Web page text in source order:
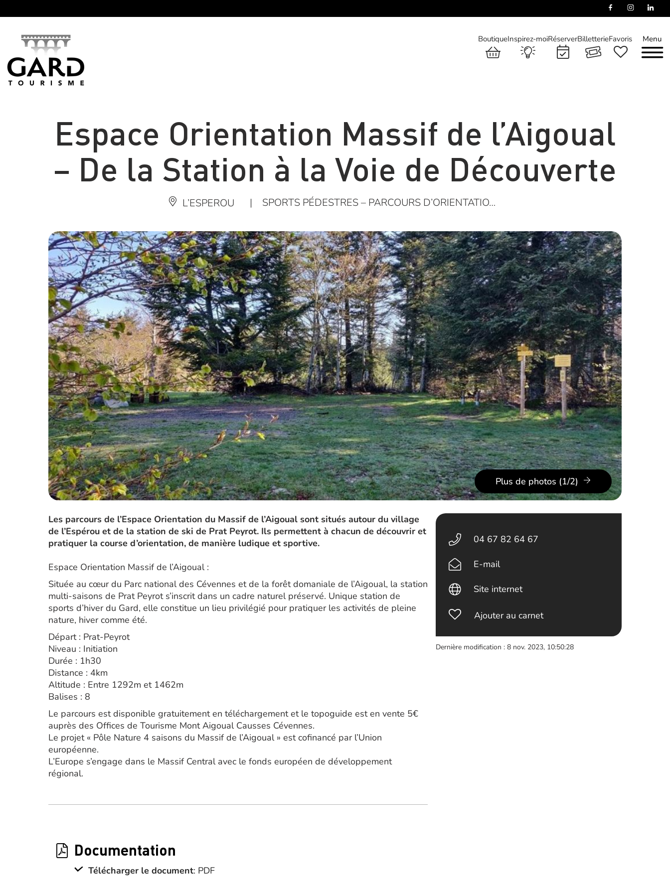
Menu
BoutiqueInspirez-moiRéserverBilletterieFavoris
Espace Orientation Massif de l’Aigoual
– De la Station à la Voie de Découverte
L’ESPEROU | SPORTS PÉDESTRES – PARCOURS D’ORIENTATIO…
Plus de photos (1/2)
Les parcours de l’Espace Orientation du Massif de l’Aigoual sont situés autour du village
de l’Espérou et de la station de ski de Prat Peyrot. Ils permettent à chacun de découvrir et
pratiquer la course d’orientation, de manière ludique et sportive.
Espace Orientation Massif de l’Aigoual :
Située au cœur du Parc national des Cévennes et de la forêt domaniale de l’Aigoual, la station
multi-saisons de Prat Peyrot s’inscrit dans un cadre naturel préservé. Unique station de
sports d’hiver du Gard, elle constitue un lieu privilégié pour pratiquer les activités de pleine
nature, hiver comme été.
Départ : Prat-Peyrot
Niveau : Initiation
Durée : 1h30
Distance : 4km
Altitude : Entre 1292m et 1462m
Balises : 8
Le parcours est disponible gratuitement en téléchargement et le topoguide est en vente 5€
auprès des Offices de Tourisme Mont Aigoual Causses Cévennes.
Le projet « Pôle Nature 4 saisons du Massif de l’Aigoual » est cofinancé par l’Union
européenne.
L’Europe s’engage dans le Massif Central avec le fonds européen de développement
régional.
Documentation
Télécharger le document: PDF
04 67 82 64 67
E-mail
Site internet
Ajouter au carnet
Dernière modification : 8 nov. 2023, 10:50:28